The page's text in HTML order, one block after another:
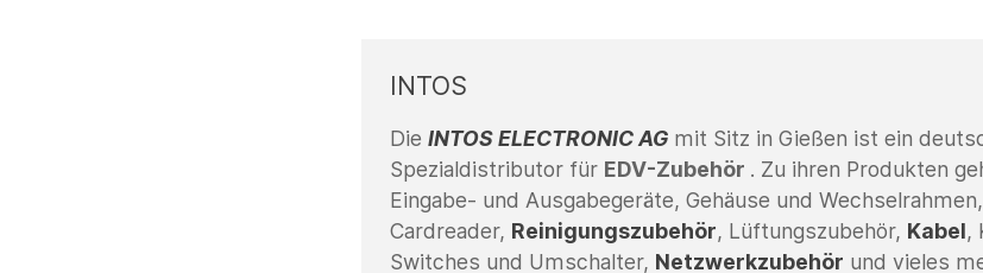
INTOS
Die INTOS ELECTRONIC AG mit Sitz in Gießen ist ein
Spezialdistributor für EDV-Zubehör . Zu ihren Produkten
Eingabe- und Ausgabegeräte, Gehäuse und
Cardreader, Reinigungszubehör, Lüftungszubehör, Kabel,
Switches und Umschalter, Netzwerkzubehör und vieles